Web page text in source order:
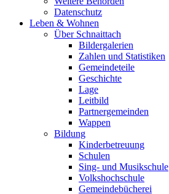
Datenschutz
Leben & Wohnen
Über Schnaittach
Bildergalerien
Zahlen und Statistiken
Gemeindeteile
Geschichte
Lage
Leitbild
Partnergemeinden
Wappen
Bildung
Kinderbetreuung
Schulen
Sing- und Musikschule
Volkshochschule
Gemeindebücherei